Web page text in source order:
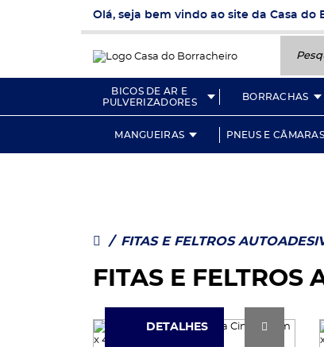
Olá, seja bem vindo ao site da Casa do
BICOS DE AR E
PULVERIZADORES
BORRACHAS
MANGUEIRAS PNEUS E CÂMARAS
/ FITAS E FELTROS
FITAS E FELTROS
DETALHES
DETALHES